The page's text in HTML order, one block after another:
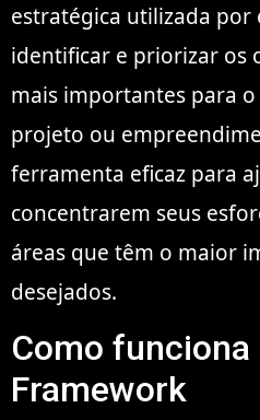
estratégica utilizada por
identificar e priorizar os
mais importantes para o
projeto ou
ferramenta eficaz para
concentrarem seus
áreas que têm o maior
desejados.
Como funciona
Framework